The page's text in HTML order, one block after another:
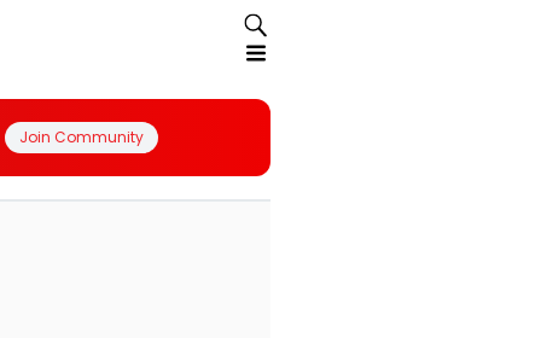
Join Community